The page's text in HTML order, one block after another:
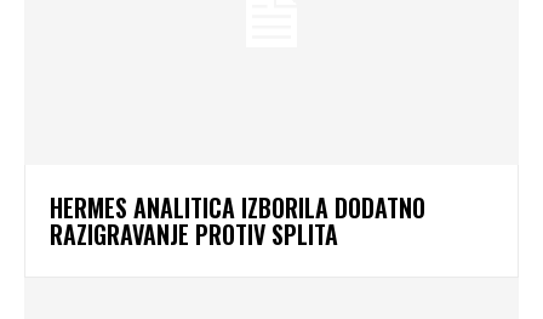
HERMES ANALITICA IZBORILA DODATNO
RAZIGRAVANJE PROTIV SPLITA